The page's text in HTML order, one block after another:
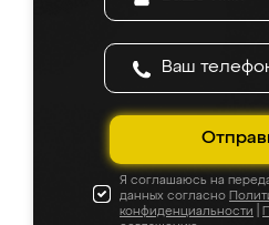
Я соглашаюсь на
данных согласно
конфиденциальности